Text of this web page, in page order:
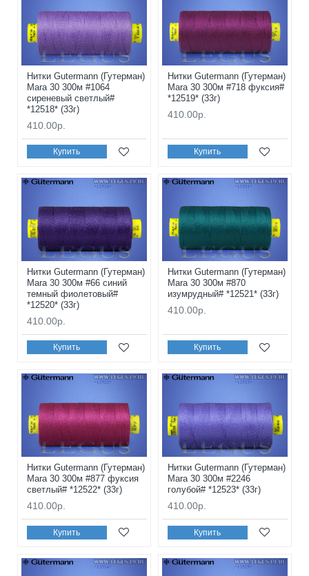
Нитки Gutermann (Гутерман)
Mara 30 300м #1064
сиреневый светлый#
*12518* (33г)
410.00р.
Купить
Нитки Gutermann (Гутерман)
Mara 30 300м #718 фуксия#
*12519* (33г)
410.00р.
Купить
Нитки Gutermann (Гутерман)
Mara 30 300м #66 синий
темный фиолетовый#
*12520* (33г)
410.00р.
Купить
Нитки Gutermann (Гутерман)
Mara 30 300м #870
изумрудный# *12521* (33г)
410.00р.
Купить
Нитки Gutermann (Гутерман)
Mara 30 300м #877 фуксия
светлый# *12522* (33г)
410.00р.
Купить
Нитки Gutermann (Гутерман)
Mara 30 300м #2246
голубой# *12523* (33г)
410.00р.
Купить